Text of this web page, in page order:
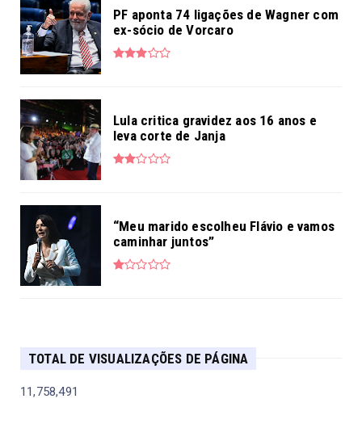
PF aponta 74 ligações de Wagner com
ex-sócio de Vorcaro
Lula critica gravidez aos 16 anos e
leva corte de Janja
“Meu marido escolheu Flávio e vamos
caminhar juntos”
TOTAL DE VISUALIZAÇÕES DE PÁGINA
11,758,491